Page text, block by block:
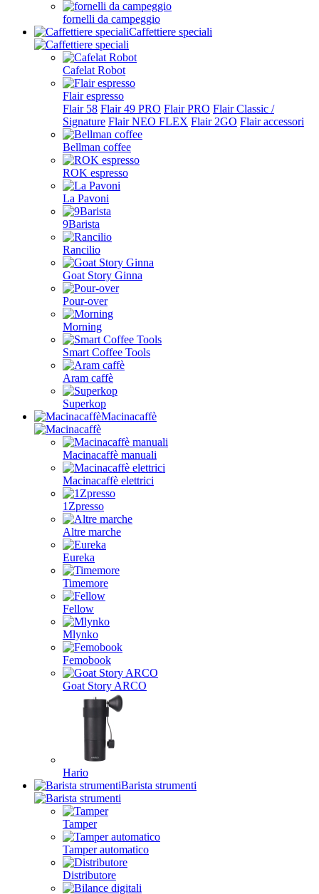
fornelli da campeggio
Caffettiere speciali
Cafelat Robot
Flair espresso
Flair 58 Flair 49 PRO Flair PRO Flair Classic /
Signature Flair NEO FLEX Flair 2GO Flair accessori
Bellman coffee
ROK espresso
La Pavoni
9Barista
Rancilio
Goat Story Ginna
Pour-over
Morning
Smart Coffee Tools
Aram caffè
Superkop
Macinacaffè
Macinacaffè manuali
Macinacaffè elettrici
1Zpresso
Altre marche
Eureka
Timemore
Fellow
Mlynko
Femobook
Goat Story ARCO
Hario
Barista strumenti
Tamper
Tamper automatico
Distributore